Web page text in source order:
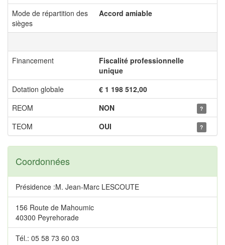
Mode de répartition des
sièges
Accord amiable
Financement
Fiscalité professionnelle
unique
Dotation globale
€ 1 198 512,00
REOM
NON ?
TEOM OUI ?
Coordonnées
Présidence :M. Jean-Marc LESCOUTE
156 Route de Mahoumic
40300 Peyrehorade
Tél.: 05 58 73 60 03